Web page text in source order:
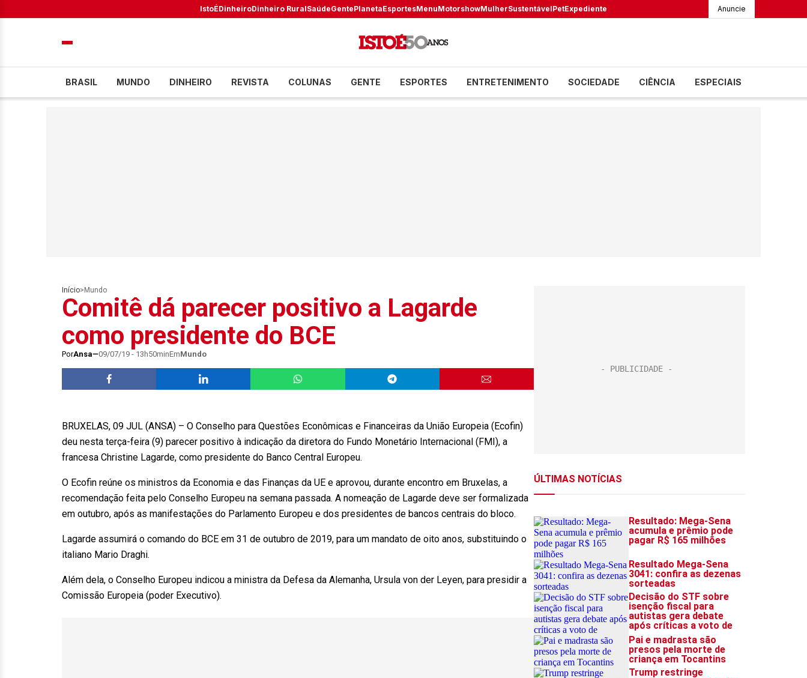
IstoÉDinheiroDinheiro RuralSaúdeGentePlanetaEsportesMenuMotorshowMulherSustentávelPetExpediente Anuncie
BRASIL MUNDO DINHEIRO REVISTA COLUNAS GENTE ESPORTES ENTRETENIMENTO SOCIEDADE CIÊNCIA ESPECIAIS
Início> Mundo
Comitê dá parecer positivo a Lagarde
como presidente do BCE
PorAnsa 09/07/19 - 13h50minEmMundo
BRUXELAS, 09 JUL (ANSA) – O Conselho para Questões Econômicas e Financeiras da União Europeia (Ecofin)
deu nesta terça-feira (9) parecer positivo à indicação da diretora do Fundo Monetário Internacional (FMI), a
francesa Christine Lagarde, como presidente do Banco Central Europeu.
O Ecofin reúne os ministros da Economia e das Finanças da UE e aprovou, durante encontro em Bruxelas, a
recomendação feita pelo Conselho Europeu na semana passada. A nomeação de Lagarde deve ser formalizada
em outubro, após as manifestações do Parlamento Europeu e dos presidentes de bancos centrais do bloco.
Lagarde assumirá o comando do BCE em 31 de outubro de 2019, para um mandato de oito anos, substituindo o
italiano Mario Draghi.
Além dela, o Conselho Europeu indicou a ministra da Defesa da Alemanha, Ursula von der Leyen, para presidir a
Comissão Europeia (poder Executivo).